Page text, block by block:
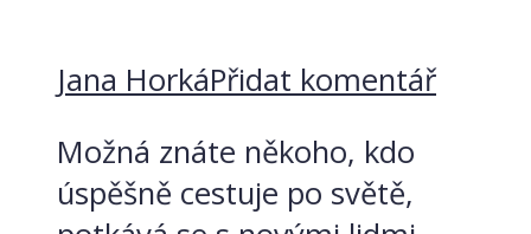
Jana HorkáPřidat komentář
Možná znáte někoho, kdo
úspěšně cestuje po světě,